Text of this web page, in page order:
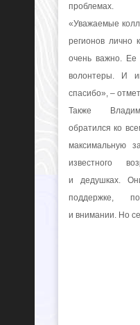
проблемах.
«Уважаемые
регионов лично
очень важно. Ее
волонтеры. И
спасибо», –
Также
обратился ко
максимальную
известного
и дедушках.
поддержке,
и внимании. Но